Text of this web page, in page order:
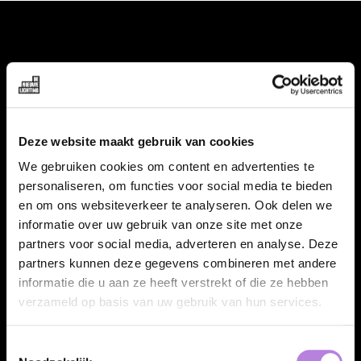
Deze website maakt gebruik van cookies
We gebruiken cookies om content en advertenties te
personaliseren, om functies voor social media te bieden
en om ons websiteverkeer te analyseren. Ook delen we
informatie over uw gebruik van onze site met onze
partners voor social media, adverteren en analyse. Deze
partners kunnen deze gegevens combineren met andere
informatie die u aan ze heeft verstrekt of die ze hebben
verzameld op basis van uw gebruik van hun services.
WERKGEVERS
Vraag een offerte aan
Specialisaties
Talentpool
VACATURES
Alle vacatures